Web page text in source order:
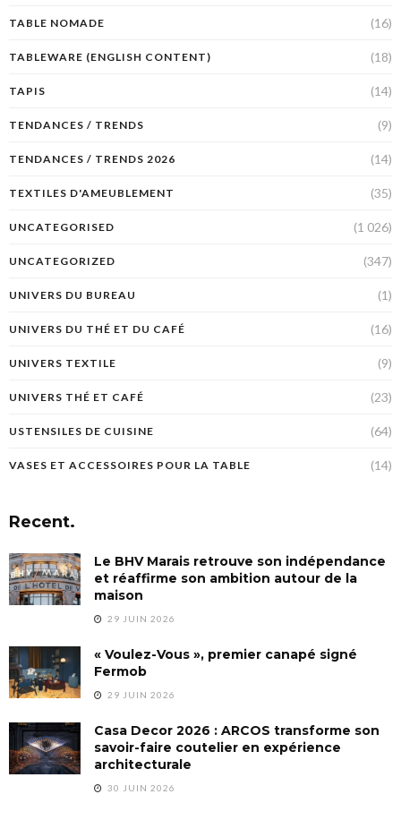
TABLE NOMADE (16)
TABLEWARE (ENGLISH CONTENT) (18)
TAPIS (14)
TENDANCES / TRENDS (9)
TENDANCES / TRENDS 2026 (14)
TEXTILES D'AMEUBLEMENT (35)
UNCATEGORISED (1 026)
UNCATEGORIZED (347)
UNIVERS DU BUREAU (1)
UNIVERS DU THÉ ET DU CAFÉ (16)
UNIVERS TEXTILE (9)
UNIVERS THÉ ET CAFÉ (23)
USTENSILES DE CUISINE (64)
VASES ET ACCESSOIRES POUR LA TABLE (14)
Recent.
Le BHV Marais retrouve son indépendance
et réaffirme son ambition autour de la
maison
29 JUIN 2026
« Voulez-Vous », premier canapé signé
Fermob
29 JUIN 2026
Casa Decor 2026 : ARCOS transforme son
savoir-faire coutelier en expérience
architecturale
30 JUIN 2026